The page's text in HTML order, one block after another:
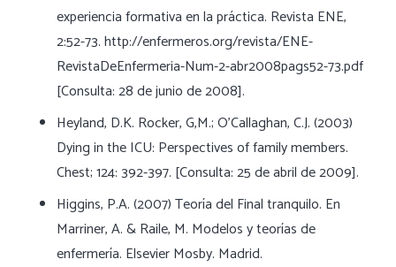
experiencia formativa en la práctica. Revista ENE,
2:52-73. http://enfermeros.org/revista/ENE-
RevistaDeEnfermeria-Num-2-abr2008pags52-73.pdf
[Consulta: 28 de junio de 2008].
Heyland, D.K. Rocker, G,M.; O’Callaghan, C.J. (2003)
Dying in the ICU: Perspectives of family members.
Chest; 124: 392-397. [Consulta: 25 de abril de 2009].
Higgins, P.A. (2007) Teoría del Final tranquilo. En
Marriner, A. & Raile, M. Modelos y teorías de
enfermería. Elsevier Mosby. Madrid.